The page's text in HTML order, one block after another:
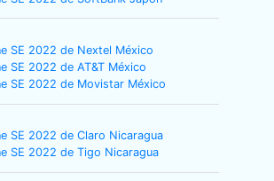
SE 2022 de Nextel México
SE 2022 de AT&T México
SE 2022 de Movistar México
SE 2022 de Claro Nicaragua
SE 2022 de Tigo Nicaragua